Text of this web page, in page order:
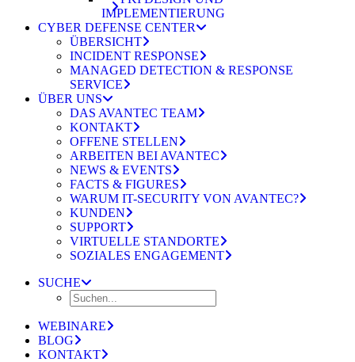
IMPLEMENTIERUNG
CYBER DEFENSE CENTER
ÜBERSICHT
INCIDENT RESPONSE
MANAGED DETECTION & RESPONSE
SERVICE
ÜBER UNS
DAS AVANTEC TEAM
KONTAKT
OFFENE STELLEN
ARBEITEN BEI AVANTEC
NEWS & EVENTS
FACTS & FIGURES
WARUM IT-SECURITY VON AVANTEC?
KUNDEN
SUPPORT
VIRTUELLE STANDORTE
SOZIALES ENGAGEMENT
SUCHE
WEBINARE
BLOG
KONTAKT